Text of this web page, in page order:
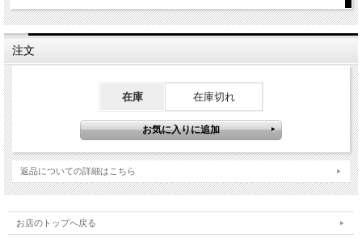
注文
在庫 在庫切れ
返品についての詳細はこちら
お店のトップへ戻る